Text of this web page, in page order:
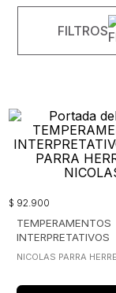
FILTROS
$ 92.900
TEMPERAMENTOS
INTERPRETATIVOS
NICOLAS PARRA